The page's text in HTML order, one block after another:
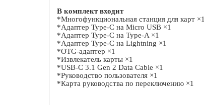
В комплект входит
*Многофункциональная станция для карт ×1
*Адаптер Type-C на Micro USB ×1
*Адаптер Type-C на Type-A ×1
*Адаптер Type-C на Lightning ×1
*OTG-адаптер ×1
*Извлекатель карты ×1
*USB-C 3.1 Gen 2 Data Cable ×1
*Руководство пользователя ×1
*Карта руководства по переключению ×1